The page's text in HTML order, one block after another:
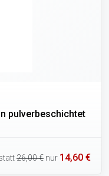
pulverbeschichtet
26,00 € nur 14,60 €